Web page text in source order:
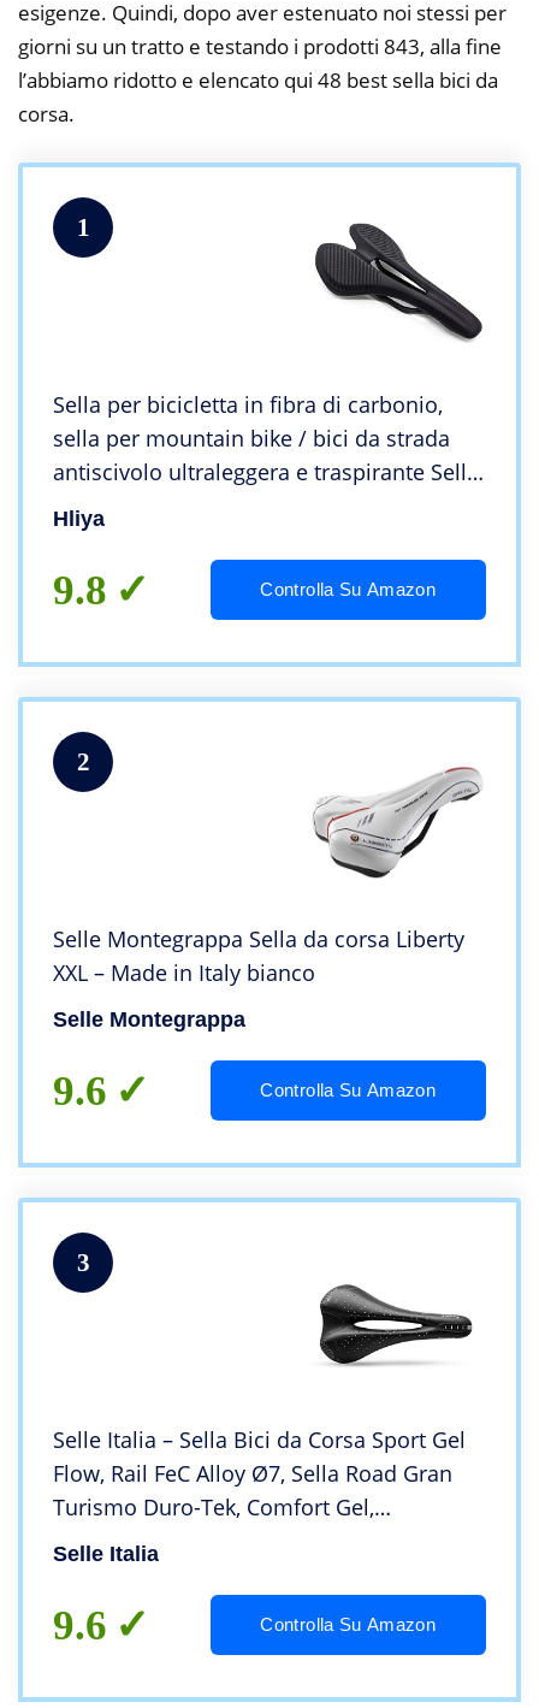
esigenze. Quindi, dopo aver estenuato noi stessi per
giorni su un tratto e testando i prodotti 843, alla fine
l’abbiamo ridotto e elencato qui 48 best sella bici da
corsa.
1
Sella per bicicletta in fibra di carbonio,
sella per mountain bike / bici da strada
antiscivolo ultraleggera e traspirante Sella
per bicicletta da corsa in fibra di carbonio
275*143
Hliya
9.8 Controlla Su Amazon
2
Selle Montegrappa Sella da corsa Liberty
XXL – Made in Italy bianco
Selle Montegrappa
9.6 Controlla Su Amazon
3
Selle Italia – Sella Bici da Corsa Sport Gel
Flow, Rail FeC Alloy Ø7, Sella Road Gran
Turismo Duro-Tek, Comfort Gel,
Ammortizzatore
Selle Italia
9.6 Controlla Su Amazon